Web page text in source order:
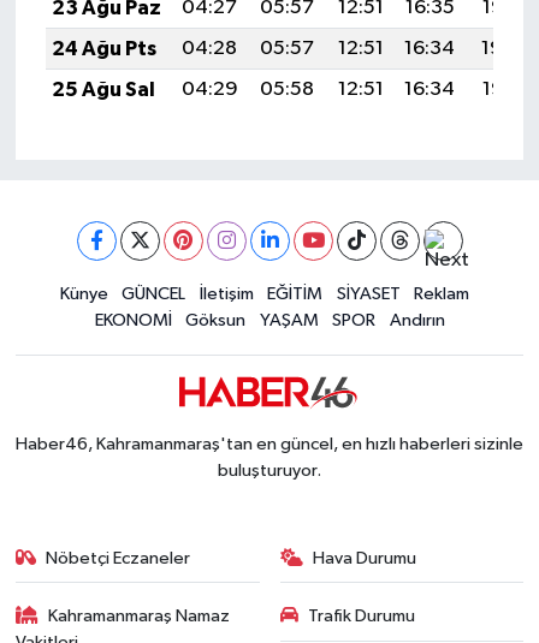
23 Ağu Paz
04:27 05:57 12:51 16:35
19:36
24 Ağu Pts
04:28 05:57 12:51 16:34
19:34
25 Ağu Sal
04:29 05:58 12:51 16:34 19:33
Künye GÜNCEL İletişim EĞİTİM SİYASET
Reklam
EKONOMİ
Göksun YAŞAM SPOR Andırın
Haber46, Kahramanmaraş'tan en güncel, en hızlı haberleri sizinle
buluşturuyor.
Nöbetçi Eczaneler Hava Durumu
Kahramanmaraş Namaz
Trafik Durumu
HABERDE İNSAN